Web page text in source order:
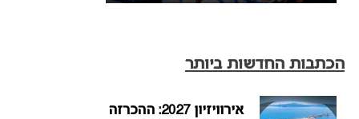
הכתבות החדשות ביותר
אירוויזיון 2027: ההכרזה